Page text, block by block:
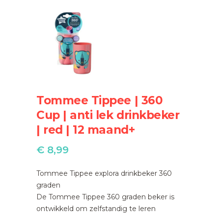
Tommee Tippee | 360
Cup | anti lek drinkbeker
| red | 12 maand+
€ 8,99
Tommee Tippee explora drinkbeker 360
graden
De Tommee Tippee 360 graden beker is
ontwikkeld om zelfstandig te leren